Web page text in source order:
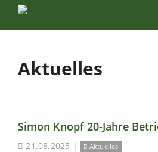
Aktuelles
Simon Knopf 20-Jahre
21.08.2025 | Aktuelles